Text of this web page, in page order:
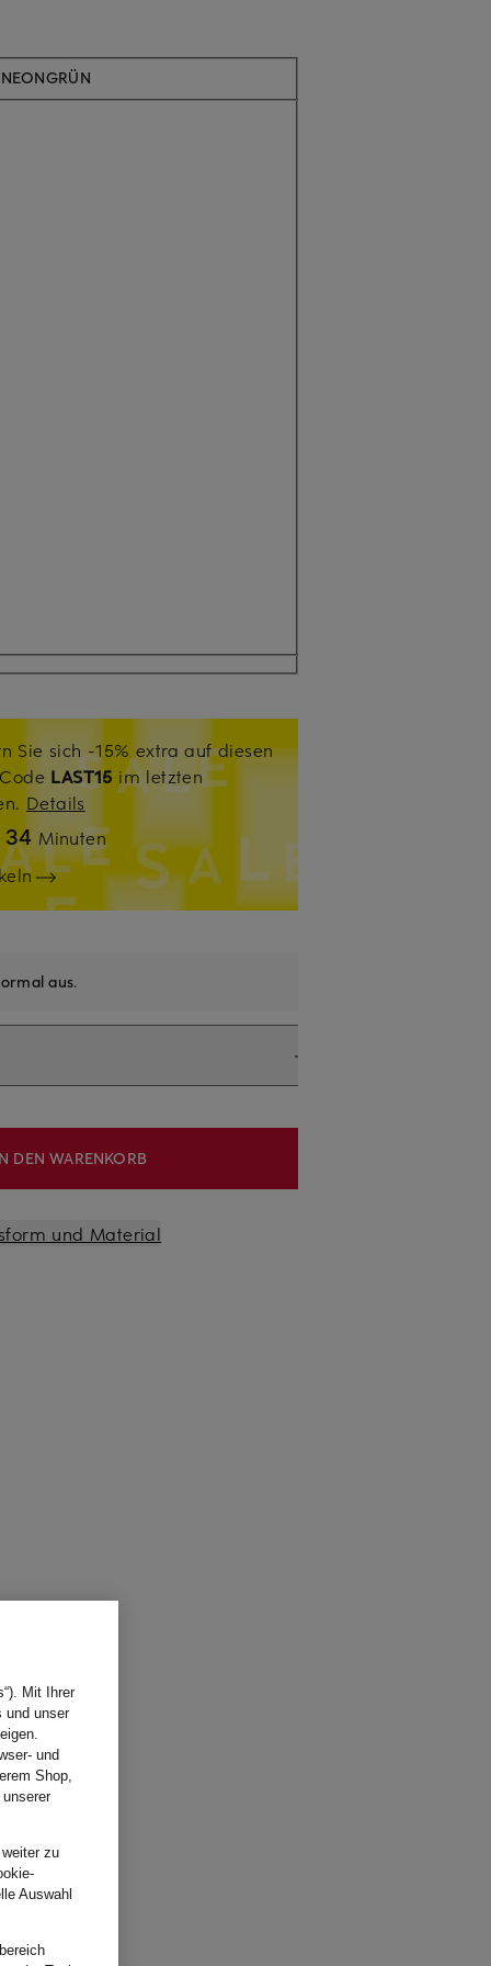
Sie sich -15% extra auf diesen
LAST15 im letzten
Details
34 Minuten
aus.
DEN WARENKORB
und Material
Mit Ihrer
und unser
und
Shop,
zu
Auswahl